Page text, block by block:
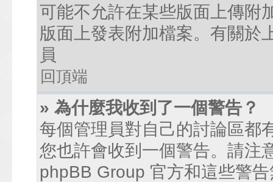
可能不允許在某些版面上傳附
版面上發表附加檔案。有關於
員
回頂端
» 為什麼我收到了一個警告？
每個管理員對自己的討論區都
您也許會收到一個警告。請注
phpBB Group 官方和這些警